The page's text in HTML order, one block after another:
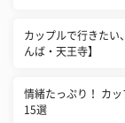
カップルで行きたい
んば・天王寺】
情緒たっぷり！ カ
15選